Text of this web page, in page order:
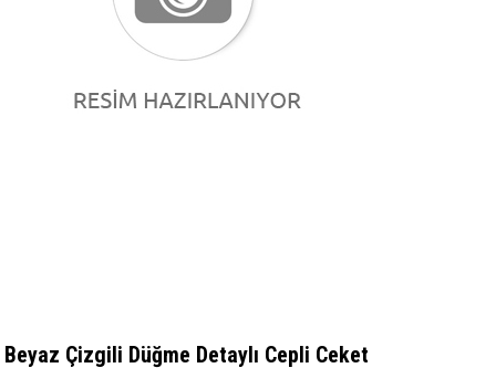
Beyaz Çizgili Düğme Detaylı Cepli Ceket